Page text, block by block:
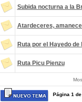
Subida nocturna a la
Atardeceres,
Ruta por el Hayedo
Ruta Picu Pienzu
Página 1 de